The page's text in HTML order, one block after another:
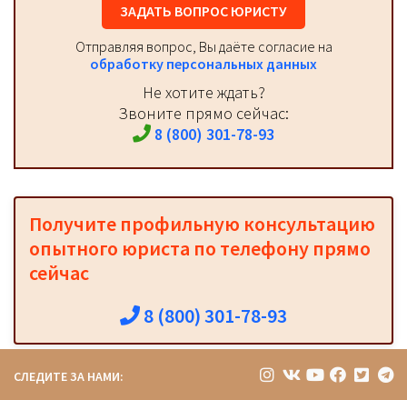
ЗАДАТЬ ВОПРОС ЮРИСТУ
Отправляя вопрос, Вы даёте согласие на
обработку персональных данных
Не хотите ждать?
Звоните прямо сейчас:
8 (800) 301-78-93
Получите профильную консультацию
опытного юриста по телефону прямо
сейчас
8 (800) 301-78-93
СЛЕДИТЕ ЗА НАМИ: